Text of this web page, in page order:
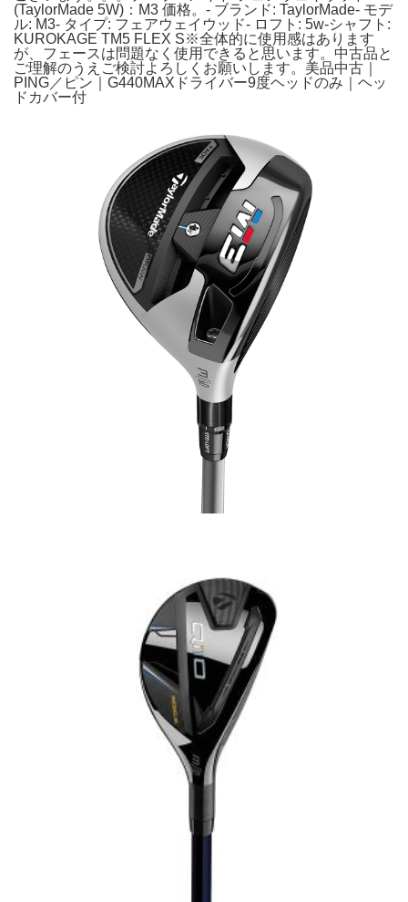
(TaylorMade 5W)：M3 価格。- ブランド: TaylorMade- モデ
ル: M3- タイプ: フェアウェイウッド- ロフト: 5w-シャフト:
KUROKAGE TM5 FLEX S※全体的に使用感はあります
が、フェースは問題なく使用できると思います。中古品と
ご理解のうえご検討よろしくお願いします。美品中古｜
PING／ピン｜G440MAXドライバー9度ヘッドのみ｜ヘッ
ドカバー付